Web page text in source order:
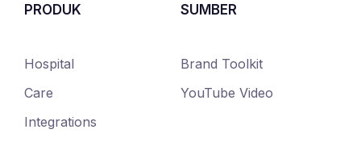
PRODUK
Hospital
Care
Integrations
SUMBER
Brand Toolkit
YouTube Video